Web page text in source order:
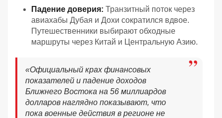
Падение доверия: Транзитный поток через
авиахабы Дубая и Дохи сократился вдвое.
Путешественники выбирают обходные
маршруты через Китай и Центральную Азию.
«Официальный крах финансовых
показателей и падение доходов
Ближнего Востока на 56 миллиардов
долларов наглядно показывают, что
пока военные действия в регионе не